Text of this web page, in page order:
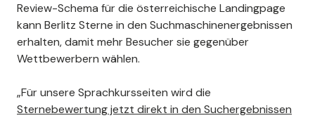
Review-Schema für die österreichische Landingpage
kann Berlitz Sterne in den Suchmaschinenergebnissen
erhalten, damit mehr Besucher sie gegenüber
Wettbewerbern wählen.
„Für unsere Sprachkursseiten wird die
Sternebewertung jetzt direkt in den Suchergebnissen